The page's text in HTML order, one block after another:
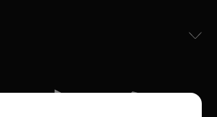
celou domácnost. Kompaktní rozměry 21
CH7465VF